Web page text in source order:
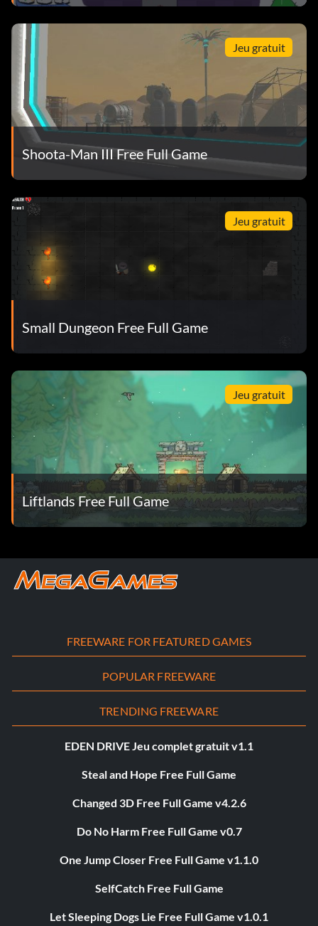
Jeu gratuit
Shoota-Man III Free Full Game
Jeu gratuit
Small Dungeon Free Full Game
Jeu gratuit
Liftlands Free Full Game
FREEWARE FOR FEATURED GAMES
POPULAR FREEWARE
TRENDING FREEWARE
EDEN DRIVE Jeu complet gratuit v1.1
Steal and Hope Free Full Game
Changed 3D Free Full Game v4.2.6
Do No Harm Free Full Game v0.7
One Jump Closer Free Full Game v1.1.0
SelfCatch Free Full Game
Let Sleeping Dogs Lie Free Full Game v1.0.1